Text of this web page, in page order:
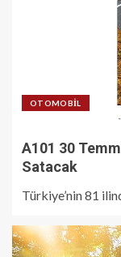
OTOMOBIL
A101 30
Satacak
Türkiye’nin 81